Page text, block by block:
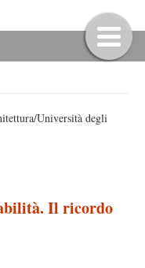
Università degli
Il ricordo